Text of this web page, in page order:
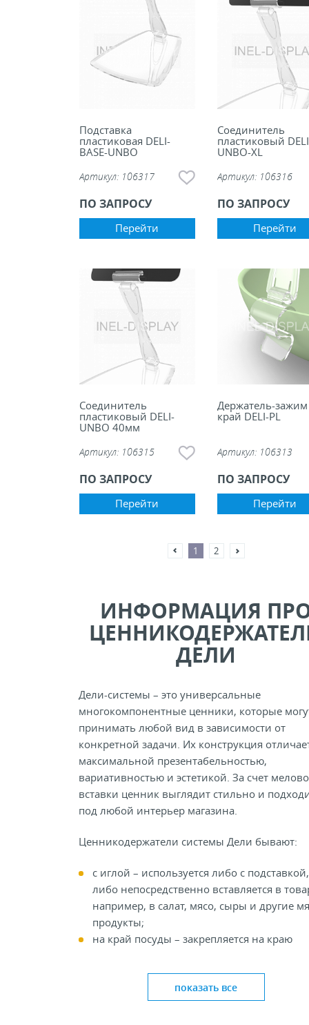
Подставка
пластиковая DELI-
BASE-UNBO
Артикул: 106317
ПО ЗАПРОСУ
Перейти
Соединитель
пластиковый
UNBO-XL
Артикул: 106316
ПО ЗАПРОСУ
Перейти
Соединитель
пластиковый DELI-
UNBO 40мм
Артикул: 106315
ПО ЗАПРОСУ
Перейти
Держатель-
край DELI-PL
Артикул: 106313
ПО ЗАПРОСУ
Перейти
1 2
ИНФОРМАЦИЯ
ДЕЛИ
Дели-системы – это универсальные
многокомпонентные ценники, которые
принимать любой вид в зависимости от
конкретной задачи. Их конструкция
максимальной презентабельностью,
вариативностью и эстетикой. За счет
вставки ценник выглядит стильно и
под любой интерьер магазина.
Ценникодержатели системы Дели бывают:
с иглой – используется либо с подставкой,
либо непосредственно вставляется в
например, в салат, мясо, сыры и другие
продукты;
на край посуды – закрепляется на краю
на подставке – располагается рядом с
на прилавке или перед группой товара,
удобно передвинуть при необходимости,
показать все